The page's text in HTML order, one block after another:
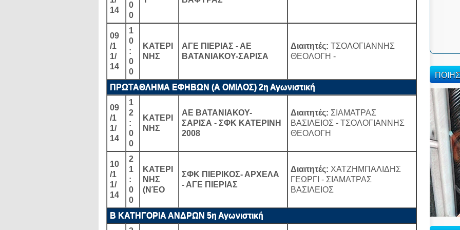
14
0
0
09
/1
1/
14
1
0
:
0
0
ΚΑΤΕΡΙ
ΝΗΣ
ΑΓΕ ΠΙΕΡΙΑΣ - ΑΕ
ΒΑΤΑΝΙΑΚΟΥ-ΣΑΡΙΣΑ
Διαιτητές: ΤΣΟΛΟΓΙΑΝΝΗΣ
ΘΕΟΛΟΓΗ -
ΠΡΩΤΑΘΛΗΜΑ ΕΦΗΒΩΝ (Α ΟΜΙΛΟΣ) 2η Αγωνιστική
09
/1
1/
14
1
2
:
0
0
ΚΑΤΕΡΙ
ΝΗΣ
ΑΕ ΒΑΤΑΝΙΑΚΟΥ-
ΣΑΡΙΣΑ - ΣΦΚ ΚΑΤΕΡΙΝΗ
2008
Διαιτητές: ΣΙΑΜΑΤΡΑΣ
ΒΑΣΙΛΕΙΟΣ - ΤΣΟΛΟΓΙΑΝΝΗΣ
ΘΕΟΛΟΓΗ
10
/1
1/
14
2
1
:
0
0
ΚΑΤΕΡΙ
ΝΗΣ
(ΝΈΟ
ΣΦΚ ΠΙΕΡΙΚΟΣ- ΑΡΧΕΛΑ
- ΑΓΕ ΠΙΕΡΙΑΣ
Διαιτητές: ΧΑΤΖΗΜΠΑΛΙΔΗΣ
ΓΕΩΡΓΙ - ΣΙΑΜΑΤΡΑΣ
ΒΑΣΙΛΕΙΟΣ
Β ΚΑΤΗΓΟΡΙΑ ΑΝΔΡΩΝ 5η Αγωνιστική